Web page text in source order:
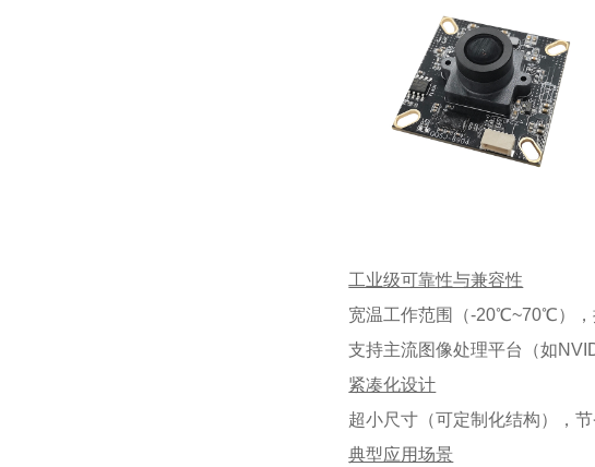
工业级可靠性与兼容性
宽温工作范围（-20℃~70℃），
支持主流图像处理平台（如
紧凑化设计
超小尺寸（可定制化结构），
典型应用场景